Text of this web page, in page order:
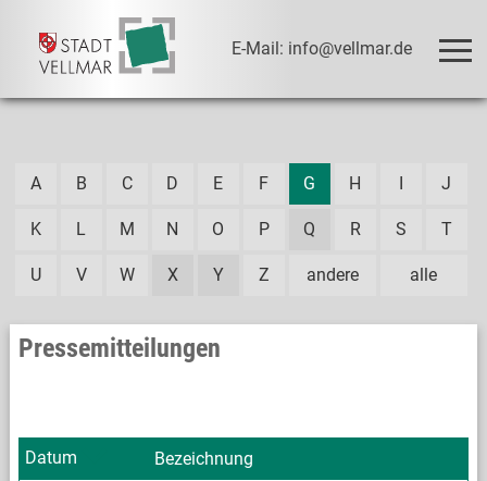
E-Mail: info@vellmar.de
alle
A B C D E F G H I J
K L M N O P Q R S T
U V W X Y Z andere
Pressemitteilungen
Datum
Bezeichnung